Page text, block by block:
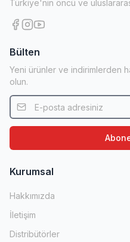
Türkiye'nin öncü ve
Bülten
Yeni ürünler ve indirimlerden
olun.
Kurumsal
Hakkımızda
İletişim
Distribütörler